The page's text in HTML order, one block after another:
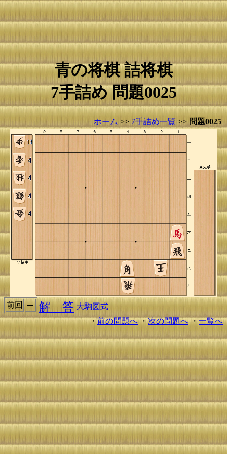
青の将棋 詰将棋
7手詰め 問題0025
ホーム >> 7手詰め一覧 >> 問題0025
前回 解 答 大駒図式
・前の問題へ・次の問題へ・一覧へ